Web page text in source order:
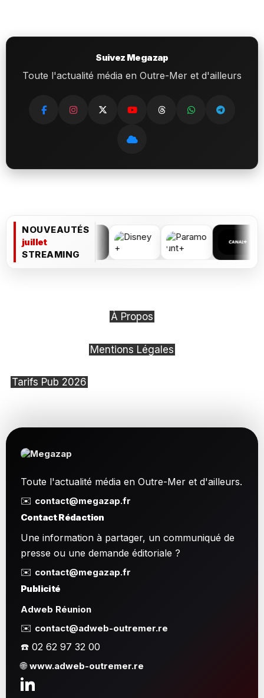
Suivez Megazap
Toute l'actualité média en Outre-Mer et d'ailleurs
NOUVEAUTÉS
juillet
STREAMING
À Propos
Mentions Légales
Tarifs Pub 2026
Toute l'actualité média en Outre-Mer et d'ailleurs.
✉️ contact@megazap.fr
Contact Rédaction
Une information à partager, un communiqué de
presse ou une demande éditoriale ?
✉️ contact@megazap.fr
Publicité
Adweb Réunion
✉️ contact@adweb-outremer.re
☎️ 02 62 97 32 00
🌐www.adweb-outremer.re